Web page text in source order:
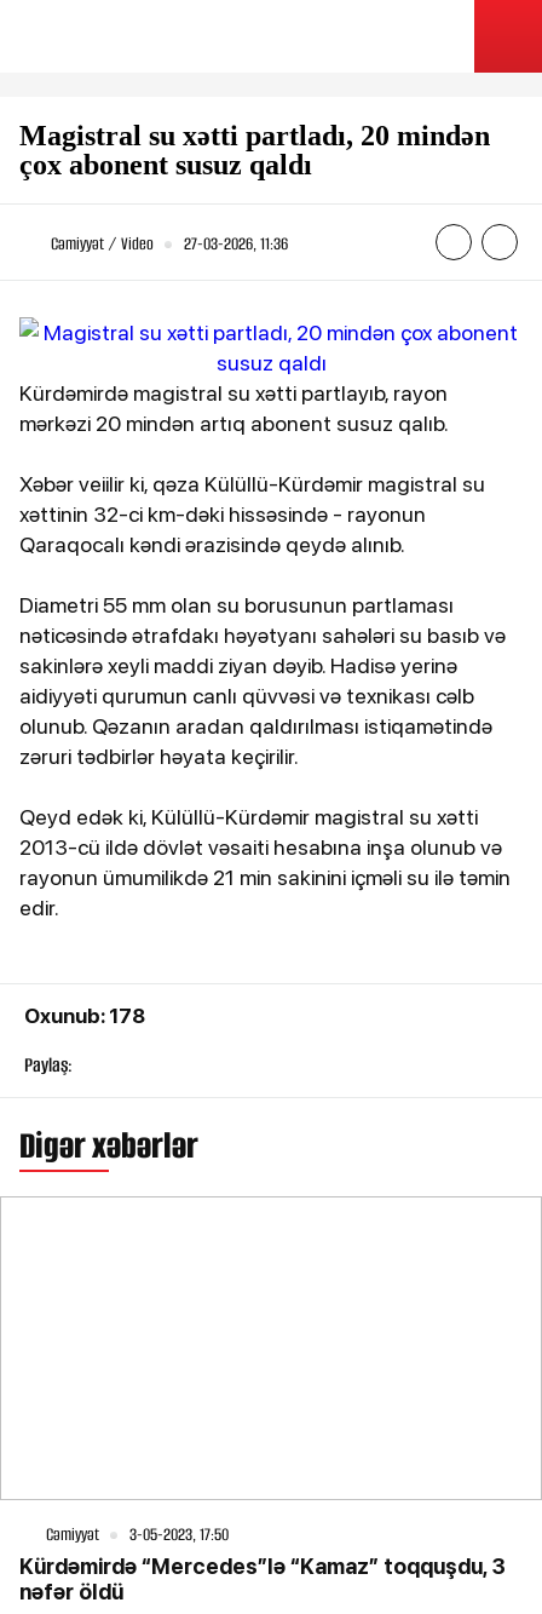
Magistral su xətti partladı, 20 mindən
çox abonent susuz qaldı
Cəmiyyət / Video 27-03-2026, 11:36
Kürdəmirdə magistral su xətti partlayıb, rayon
mərkəzi 20 mindən artıq abonent susuz qalıb.
Xəbər veiilir ki, qəza Külüllü-Kürdəmir magistral su
xəttinin 32-ci km-dəki hissəsində - rayonun
Qaraqocalı kəndi ərazisində qeydə alınıb.
Diametri 55 mm olan su borusunun partlaması
nəticəsində ətrafdakı həyətyanı sahələri su basıb və
sakinlərə xeyli maddi ziyan dəyib. Hadisə yerinə
aidiyyəti qurumun canlı qüvvəsi və texnikası cəlb
olunub. Qəzanın aradan qaldırılması istiqamətində
zəruri tədbirlər həyata keçirilir.
Qeyd edək ki, Külüllü-Kürdəmir magistral su xətti
2013-cü ildə dövlət vəsaiti hesabına inşa olunub və
rayonun ümumilikdə 21 min sakinini içməli su ilə təmin
edir.
Oxunub: 178
Paylaş:
Digər xəbərlər
Cəmiyyət 3-05-2023, 17:50
Kürdəmirdə “Mercedes”lə “Kamaz” toqquşdu, 3
nəfər öldü